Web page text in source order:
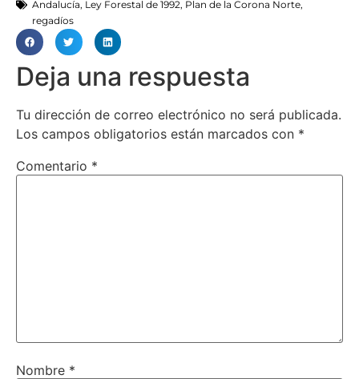
Andalucía, Ley Forestal de 1992, Plan de la Corona Norte,
regadíos
Deja una respuesta
Tu dirección de correo electrónico no será publicada.
Los campos obligatorios están marcados con *
Comentario *
Nombre *